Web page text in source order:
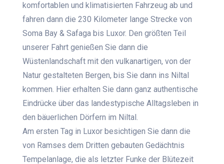
komfortablen und klimatisierten Fahrzeug ab und
fahren dann die 230 Kilometer lange Strecke von
Soma Bay & Safaga bis Luxor. Den größten Teil
unserer Fahrt genießen Sie dann die
Wüstenlandschaft mit den vulkanartigen, von der
Natur gestalteten Bergen, bis Sie dann ins Niltal
kommen. Hier erhalten Sie dann ganz authentische
Eindrücke über das landestypische Alltagsleben in
den bäuerlichen Dörfern im Niltal.
Am ersten Tag in Luxor besichtigen Sie dann die
von Ramses dem Dritten gebauten Gedächtnis
Tempelanlage, die als letzter Funke der Blütezeit